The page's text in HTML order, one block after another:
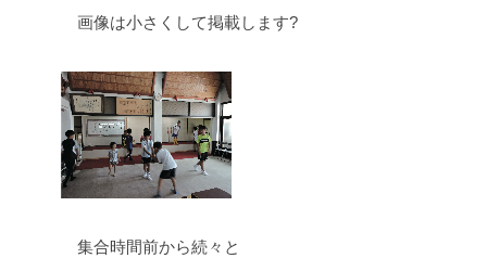
画像は小さくして掲載します?
集合時間前から続々と